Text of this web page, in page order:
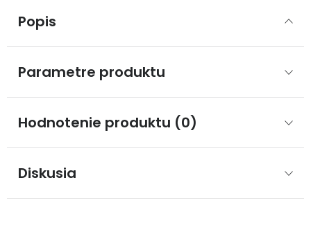
Popis
Parametre produktu
Hodnotenie produktu (0)
Diskusia